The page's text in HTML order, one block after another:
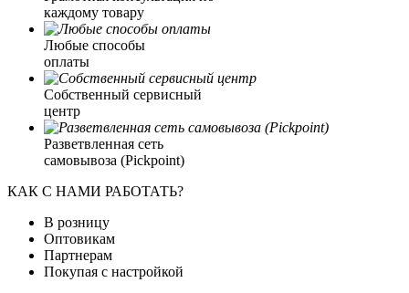
каждому товару
Любые способы
оплаты
Собственный сервисный
центр
Разветвленная сеть
самовывоза (Pickpoint)
КАК С НАМИ РАБОТАТЬ?
В розницу
Оптовикам
Партнерам
Покупая с настройкой